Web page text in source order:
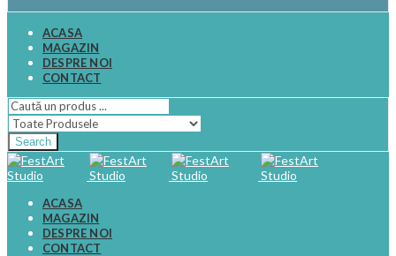
ACASA
MAGAZIN
DESPRE NOI
CONTACT
Search
ACASA
MAGAZIN
DESPRE NOI
CONTACT